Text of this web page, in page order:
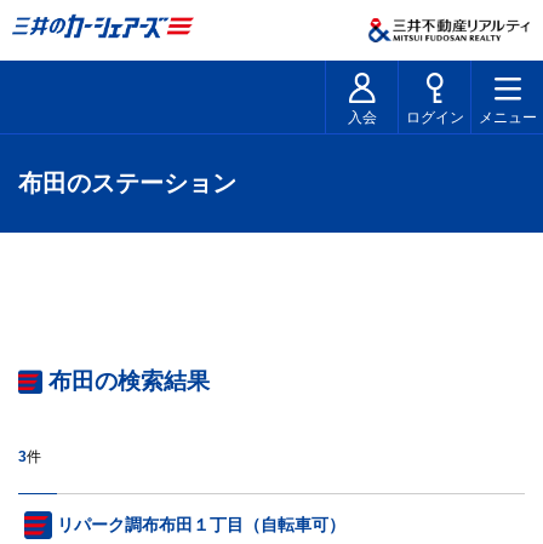
入会 ログイン メニュー
布田のステーション
布田の検索結果
3件
リパーク調布布田１丁目（自転車可）